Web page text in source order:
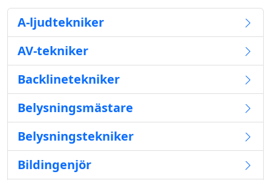
A-ljudtekniker
AV-tekniker
Backlinetekniker
Belysningsmästare
Belysningstekniker
Bildingenjör